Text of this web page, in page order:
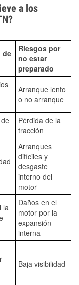
a los
de
Riesgos por
no estar
preparado
Arranque lento
o no arranque
Pérdida de la
tracción
Arranques
difíciles y
desgaste
interno del
motor
la
Daños en el
motor por la
expansión
interna
Baja visibilidad